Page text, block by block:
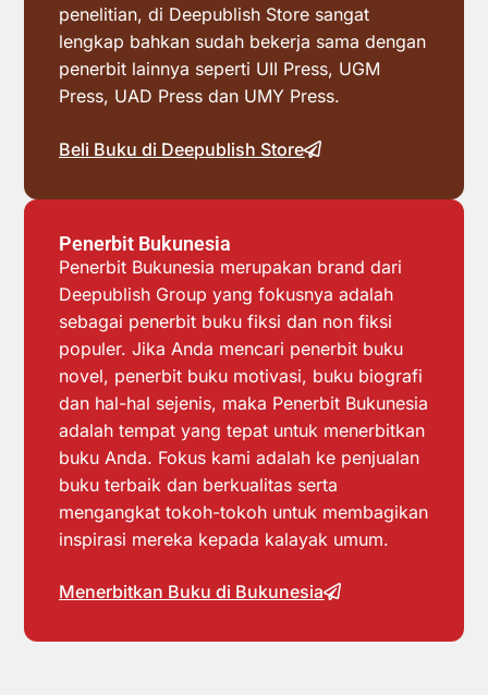
penelitian, di Deepublish Store sangat
lengkap bahkan sudah bekerja sama dengan
penerbit lainnya seperti UII Press, UGM
Press, UAD Press dan UMY Press.
Beli Buku di Deepublish Store
Penerbit Bukunesia
Penerbit Bukunesia merupakan brand dari
Deepublish Group yang fokusnya adalah
sebagai penerbit buku fiksi dan non fiksi
populer. Jika Anda mencari penerbit buku
novel, penerbit buku motivasi, buku biografi
dan hal-hal sejenis, maka Penerbit Bukunesia
adalah tempat yang tepat untuk menerbitkan
buku Anda. Fokus kami adalah ke penjualan
buku terbaik dan berkualitas serta
mengangkat tokoh-tokoh untuk membagikan
inspirasi mereka kepada kalayak umum.
Menerbitkan Buku di Bukunesia